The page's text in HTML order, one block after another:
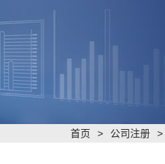
首页 > 公司注册 >